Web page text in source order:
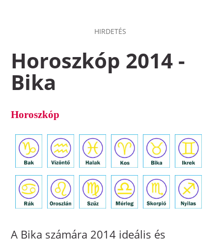
HIRDETÉS
Horoszkóp 2014 -
Bika
Horoszkóp
A Bika számára 2014 ideális és